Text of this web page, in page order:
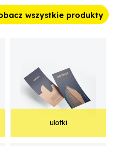
wszystkie produkty
ulotki